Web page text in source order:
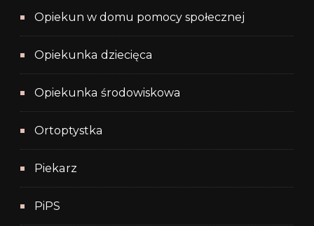
Opiekun w domu pomocy społecznej
Opiekunka dziecięca
Opiekunka środowiskowa
Ortoptystka
Piekarz
PiPS